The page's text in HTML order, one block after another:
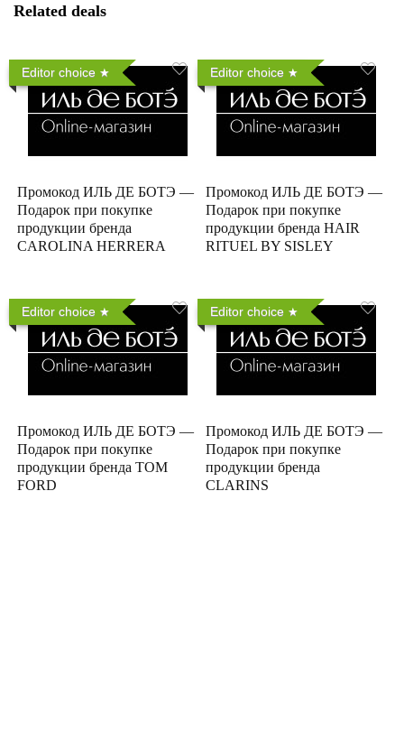
Related deals
Editor choice
Промокод ИЛЬ ДЕ БОТЭ —
Подарок при покупке
продукции бренда
CAROLINA HERRERA
Editor choice
Промокод ИЛЬ ДЕ БОТЭ —
Подарок при покупке
продукции бренда HAIR
RITUEL BY SISLEY
Editor choice
Промокод ИЛЬ ДЕ БОТЭ —
Подарок при покупке
продукции бренда TOM
FORD
Editor choice
Промокод ИЛЬ ДЕ БОТЭ —
Подарок при покупке
продукции бренда
CLARINS